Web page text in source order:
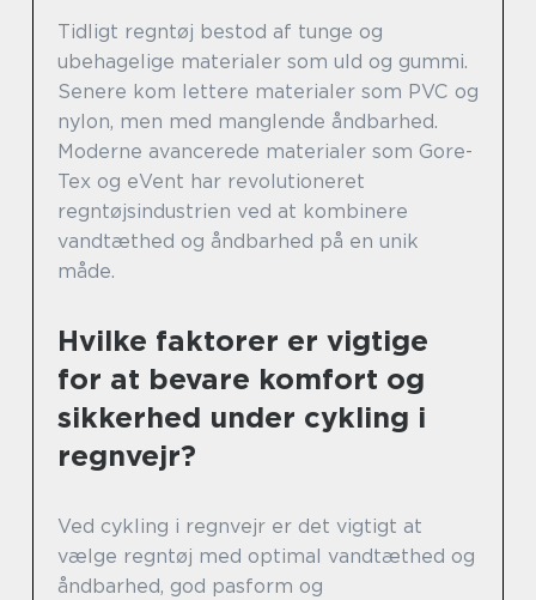
Tidligt regntøj bestod af tunge og
ubehagelige materialer som uld og gummi.
Senere kom lettere materialer som PVC og
nylon, men med manglende åndbarhed.
Moderne avancerede materialer som Gore-
Tex og eVent har revolutioneret
regntøjsindustrien ved at kombinere
vandtæthed og åndbarhed på en unik
måde.
Hvilke faktorer er vigtige
for at bevare komfort og
sikkerhed under cykling i
regnvejr?
Ved cykling i regnvejr er det vigtigt at
vælge regntøj med optimal vandtæthed og
åndbarhed, god pasform og